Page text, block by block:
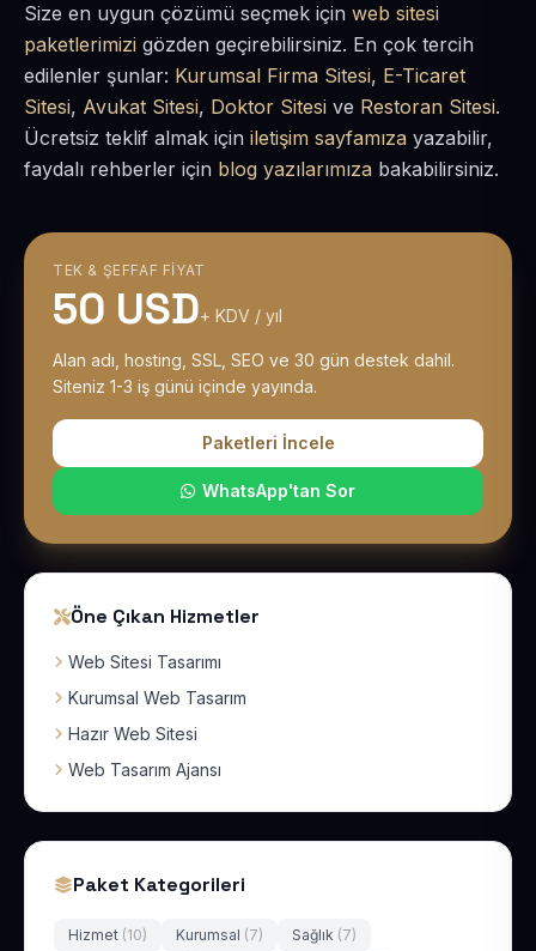
Size en uygun çözümü seçmek için web sitesi
paketlerimizi gözden geçirebilirsiniz. En çok tercih
edilenler şunlar: Kurumsal Firma Sitesi, E-Ticaret
Sitesi, Avukat Sitesi, Doktor Sitesi ve Restoran Sitesi.
Ücretsiz teklif almak için iletişim sayfamıza yazabilir,
faydalı rehberler için blog yazılarımıza bakabilirsiniz.
TEK & ŞEFFAF FIYAT
50 USD+ KDV / yıl
Alan adı, hosting, SSL, SEO ve 30 gün destek dahil.
Siteniz 1-3 iş günü içinde yayında.
Paketleri İncele
WhatsApp'tan Sor
Öne Çıkan Hizmetler
Web Sitesi Tasarımı
Kurumsal Web Tasarım
Hazır Web Sitesi
Web Tasarım Ajansı
Paket Kategorileri
Hizmet (10) Kurumsal (7) Sağlık (7)